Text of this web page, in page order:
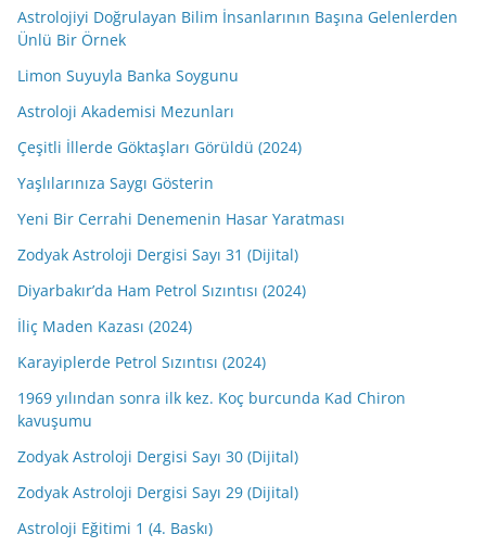
Astrolojiyi Doğrulayan Bilim İnsanlarının Başına Gelenlerden
Ünlü Bir Örnek
Limon Suyuyla Banka Soygunu
Astroloji Akademisi Mezunları
Çeşitli İllerde Göktaşları Görüldü (2024)
Yaşlılarınıza Saygı Gösterin
Yeni Bir Cerrahi Denemenin Hasar Yaratması
Zodyak Astroloji Dergisi Sayı 31 (Dijital)
Diyarbakır’da Ham Petrol Sızıntısı (2024)
İliç Maden Kazası (2024)
Karayiplerde Petrol Sızıntısı (2024)
1969 yılından sonra ilk kez. Koç burcunda Kad Chiron
kavuşumu
Zodyak Astroloji Dergisi Sayı 30 (Dijital)
Zodyak Astroloji Dergisi Sayı 29 (Dijital)
Astroloji Eğitimi 1 (4. Baskı)